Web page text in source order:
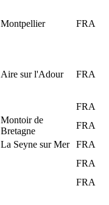
Montpellier FRA
Aire sur l'Adour FRA
FRA
Montoir de
Bretagne
FRA
La Seyne sur Mer
FRA
FRA
FRA